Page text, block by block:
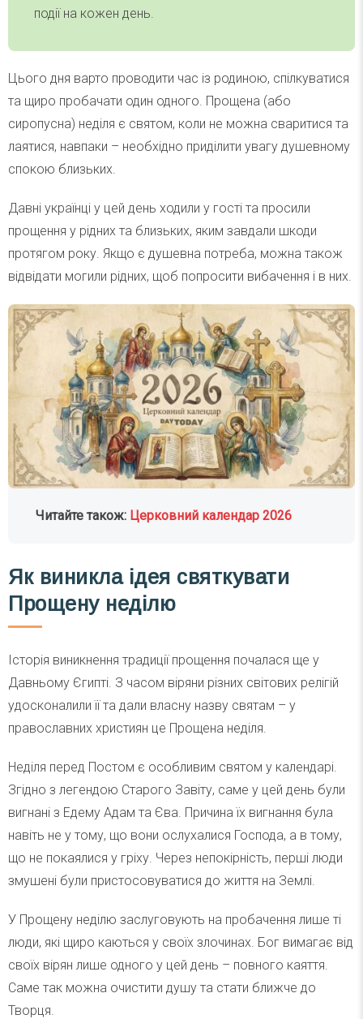
події на кожен день.
Цього дня варто проводити час із родиною, спілкуватися
та щиро пробачати один одного. Прощена (або
сиропусна) неділя є святом, коли не можна сваритися та
лаятися, навпаки – необхідно приділити увагу душевному
спокою близьких.
Давні українці у цей день ходили у гості та просили
прощення у рідних та близьких, яким завдали шкоди
протягом року. Якщо є душевна потреба, можна також
відвідати могили рідних, щоб попросити вибачення і в них.
Читайте також: Церковний календар 2026
Як виникла ідея святкувати
Прощену неділю
Історія виникнення традиції прощення почалася ще у
Давньому Єгипті. З часом віряни різних світових релігій
удосконалили її та дали власну назву святам – у
православних християн це Прощена неділя.
Неділя перед Постом є особливим святом у календарі.
Згідно з легендою Старого Завіту, саме у цей день були
вигнані з Едему Адам та Єва. Причина їх вигнання була
навіть не у тому, що вони ослухалися Господа, а в тому,
що не покаялися у гріху. Через непокірність, перші люди
змушені були пристосовуватися до життя на Землі.
У Прощену неділю заслуговують на пробачення лише ті
люди, які щиро каються у своїх злочинах. Бог вимагає від
своїх вірян лише одного у цей день – повного каяття.
Саме так можна очистити душу та стати ближче до
Творця.